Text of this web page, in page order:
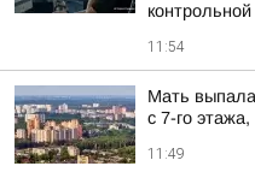
11:54
Мать
с 7-го
11:49